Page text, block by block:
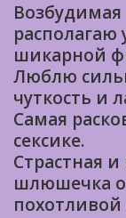
шикарной
Люблю
чуткость и
Самая
сексике.
Страстная
шлюшечка